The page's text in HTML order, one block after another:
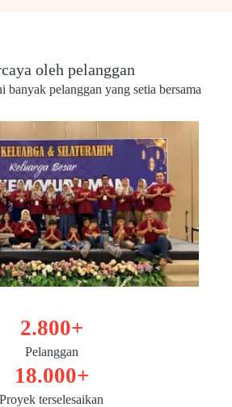
oleh pelanggan
banyak pelanggan yang setia bersama
2.800+
Pelanggan
18.000+
Proyek terselesaikan